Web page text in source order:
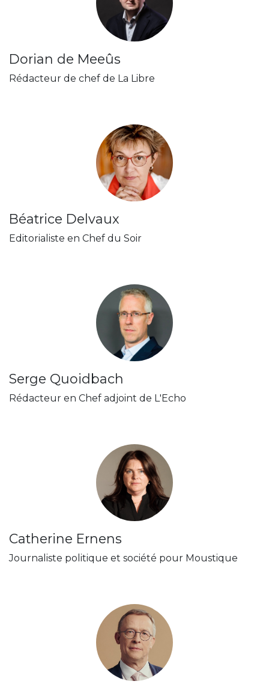
Dorian de Meeûs
Rédacteur de chef de La Libre
Béatrice Delvaux
Editorialiste en Chef du Soir
Serge Quoidbach
Rédacteur en Chef adjoint de L'Echo
Catherine Ernens
Journaliste politique et société pour Moustique